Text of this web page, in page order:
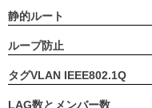
静的ルート
ループ防止
タグVLAN IEEE802.1Q
LAG数とメンバー数